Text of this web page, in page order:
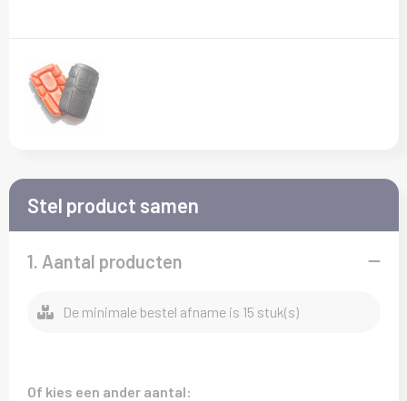
Overalls
Reflecterende polo's
Regenkleding
Schoenen
Waterflesjes
Stel product samen
1. Aantal producten
De minimale bestel afname is 15 stuk(s)
Of kies een ander aantal: